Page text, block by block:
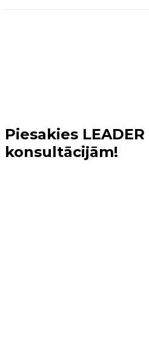
Piesakies
konsultācijām!